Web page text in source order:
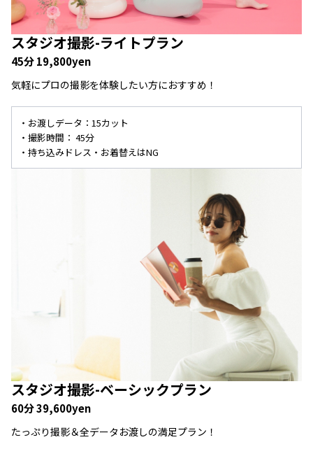
スタジオ撮影-ライトプラン
45分 19,800yen
気軽にプロの撮影を体験したい方におすすめ！
・お渡しデータ：15カット
・撮影時間： 45分
・持ち込みドレス・お着替えはNG
スタジオ撮影-ベーシックプラン
60分 39,600yen
たっぷり撮影＆全データお渡しの満足プラン！